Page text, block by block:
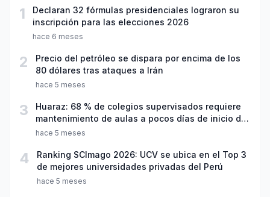
1
Declaran 32 fórmulas presidenciales lograron su
inscripción para las elecciones 2026
hace 6 meses
2
Precio del petróleo se dispara por encima de los
80 dólares tras ataques a Irán
hace 5 meses
3
Huaraz: 68 % de colegios supervisados requiere
mantenimiento de aulas a pocos días de inicio del
año escolar 2026
hace 5 meses
4
Ranking SCImago 2026: UCV se ubica en el Top 3
de mejores universidades privadas del Perú
hace 5 meses